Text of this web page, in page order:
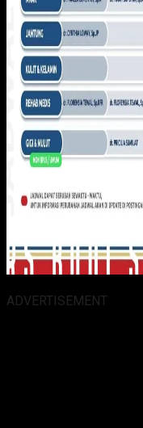
ADVERTISEMENT